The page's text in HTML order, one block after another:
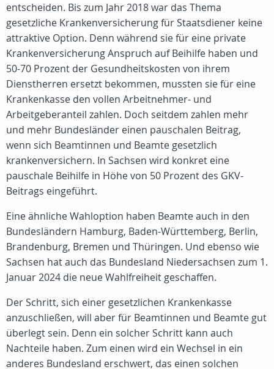
entscheiden. Bis zum Jahr 2018 war das Thema
gesetzliche Krankenversicherung für Staatsdiener keine
attraktive Option. Denn während sie für eine private
Krankenversicherung Anspruch auf Beihilfe haben und
50-70 Prozent der Gesundheitskosten von ihrem
Dienstherren ersetzt bekommen, mussten sie für eine
Krankenkasse den vollen Arbeitnehmer- und
Arbeitgeberanteil zahlen. Doch seitdem zahlen mehr
und mehr Bundesländer einen pauschalen Beitrag,
wenn sich Beamtinnen und Beamte gesetzlich
krankenversichern. In Sachsen wird konkret eine
pauschale Beihilfe in Höhe von 50 Prozent des GKV-
Beitrags eingeführt.
Eine ähnliche Wahloption haben Beamte auch in den
Bundesländern Hamburg, Baden-Württemberg, Berlin,
Brandenburg, Bremen und Thüringen. Und ebenso wie
Sachsen hat auch das Bundesland Niedersachsen zum 1.
Januar 2024 die neue Wahlfreiheit geschaffen.
Der Schritt, sich einer gesetzlichen Krankenkasse
anzuschließen, will aber für Beamtinnen und Beamte gut
überlegt sein. Denn ein solcher Schritt kann auch
Nachteile haben. Zum einen wird ein Wechsel in ein
anderes Bundesland erschwert, das einen solchen